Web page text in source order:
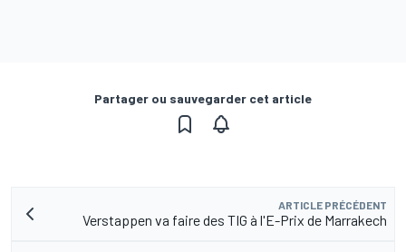
Partager ou sauvegarder cet article
ARTICLE PRÉCÉDENT
Verstappen va faire des TIG à l'E-Prix de Marrakech